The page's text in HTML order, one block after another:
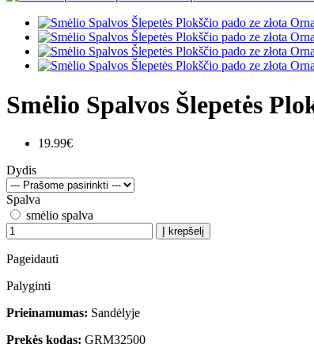
Smėlio Spalvos Šlepetės
19.99€
Dydis
Spalva
smėlio spalva
Į krepšelį
Pageidauti
Palyginti
Prieinamumas: Sandėlyje
Prekės kodas: GRM32500